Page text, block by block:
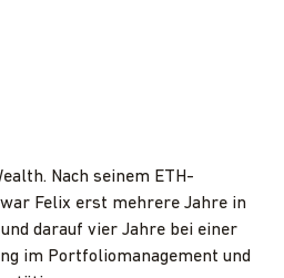
Nach seinem ETH-
Felix erst mehrere Jahre in
darauf vier Jahre bei einer
im Portfoliomanagement und